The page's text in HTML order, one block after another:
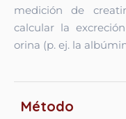
medición de
calcular la
orina (p. ej. la
Método